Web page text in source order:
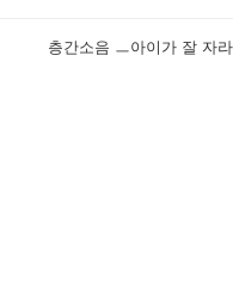
층간소음 ㅡ아이가 잘 자